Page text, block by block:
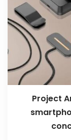
Project